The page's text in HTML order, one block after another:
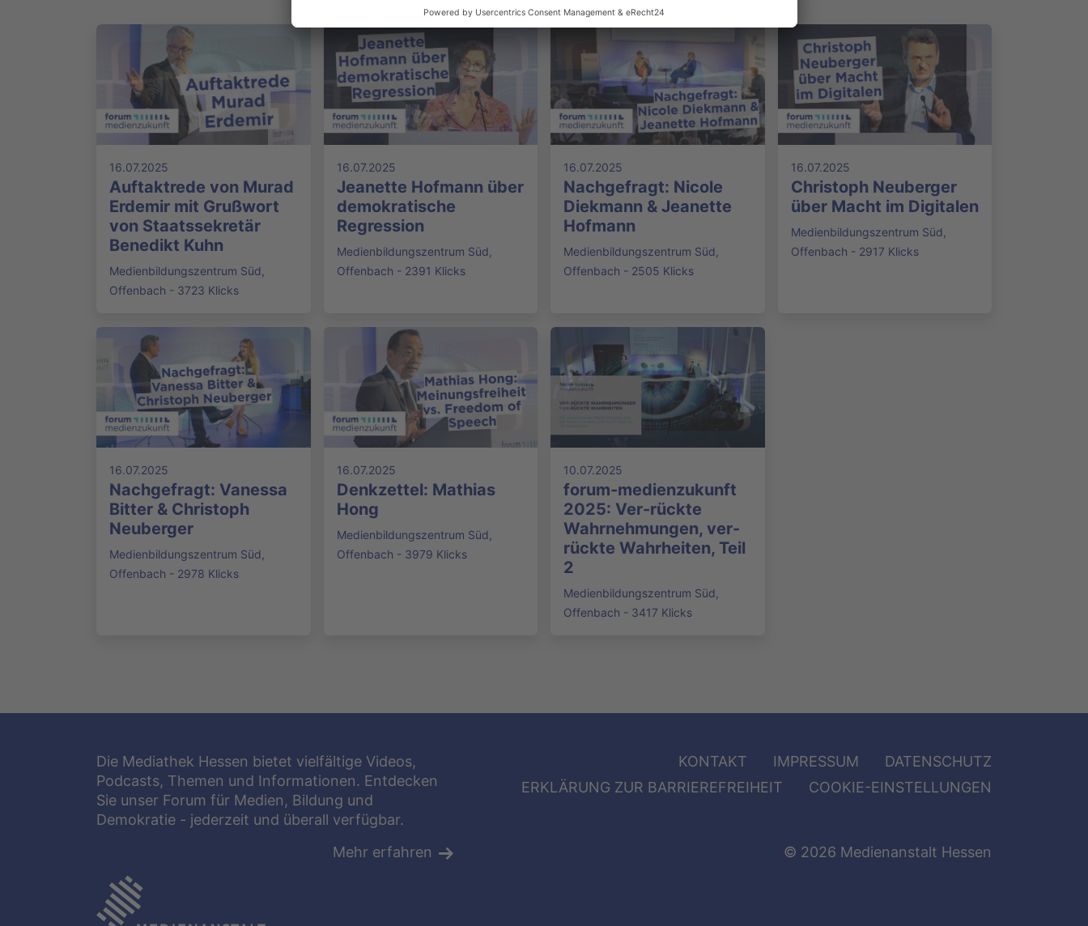
16.07.2025
Auftaktrede von Murad
Erdemir mit Grußwort
von Staatssekretär
Benedikt Kuhn
Medienbildungszentrum Süd,
Offenbach - 3723 Klicks
16.07.2025
Jeanette Hofmann über
demokratische
Regression
Medienbildungszentrum Süd,
Offenbach - 2391 Klicks
16.07.2025
Nachgefragt: Nicole
Diekmann & Jeanette
Hofmann
Medienbildungszentrum Süd,
Offenbach - 2505 Klicks
16.07.2025
Christoph Neuberger
über Macht im Digitalen
Medienbildungszentrum Süd,
Offenbach - 2917 Klicks
16.07.2025
Nachgefragt: Vanessa
Bitter & Christoph
Neuberger
Medienbildungszentrum Süd,
Offenbach - 2978 Klicks
16.07.2025
Denkzettel: Mathias
Hong
Medienbildungszentrum Süd,
Offenbach - 3979 Klicks
10.07.2025
forum-medienzukunft
2025: Ver-rückte
Wahrnehmungen, ver-
rückte Wahrheiten, Teil
2
Medienbildungszentrum Süd,
Offenbach - 3417 Klicks
Die Mediathek Hessen bietet vielfältige Videos,
Podcasts, Themen und Informationen. Entdecken
Sie unser Forum für Medien, Bildung und
Demokratie - jederzeit und überall verfügbar.
Mehr erfahren
KONTAKT IMPRESSUM
DATENSCHUTZ
ERKLÄRUNG ZUR BARRIEREFREIHEIT
COOKIE-EINSTELLUNGEN
© 2026 Medienanstalt Hessen